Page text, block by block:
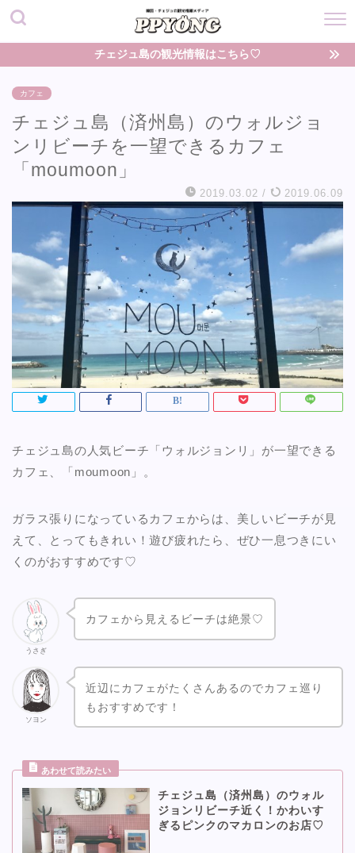
チェジュ島の観光情報はこちら♡
カフェ
チェジュ島（済州島）のウォルジョ
ンリビーチを一望できるカフェ
「moumoon」
2019.03.02 / 2019.06.09
チェジュ島の人気ビーチ「ウォルジョンリ」が一望できる
カフェ、「moumoon」。
ガラス張りになっているカフェからは、美しいビーチが見
えて、とってもきれい！遊び疲れたら、ぜひ一息つきにい
くのがおすすめです♡
うさぎ
カフェから見えるビーチは絶景♡
ソヨン
近辺にカフェがたくさんあるのでカフェ巡り
もおすすめです！
チェジュ島（済州島）のウォル
ジョンリビーチ近く！かわいす
ぎるピンクのマカロンのお店♡